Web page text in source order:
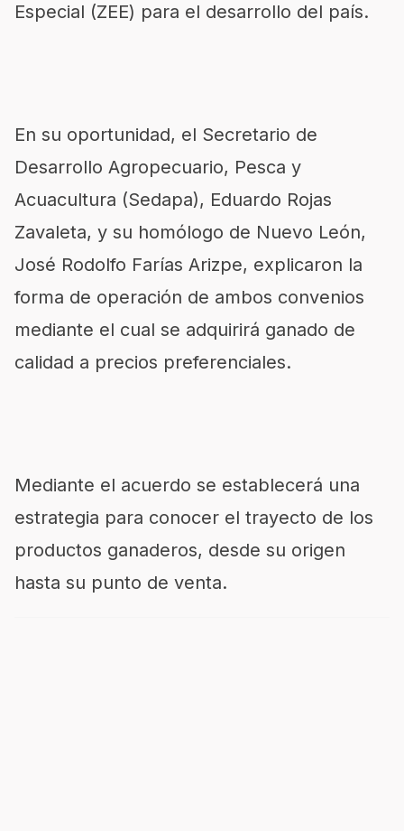
Especial (ZEE) para el desarrollo del país.
En su oportunidad, el Secretario de
Desarrollo Agropecuario, Pesca y
Acuacultura (Sedapa), Eduardo Rojas
Zavaleta, y su homólogo de Nuevo León,
José Rodolfo Farías Arizpe, explicaron la
forma de operación de ambos convenios
mediante el cual se adquirirá ganado de
calidad a precios preferenciales.
Mediante el acuerdo se establecerá una
estrategia para conocer el trayecto de los
productos ganaderos, desde su origen
hasta su punto de venta.